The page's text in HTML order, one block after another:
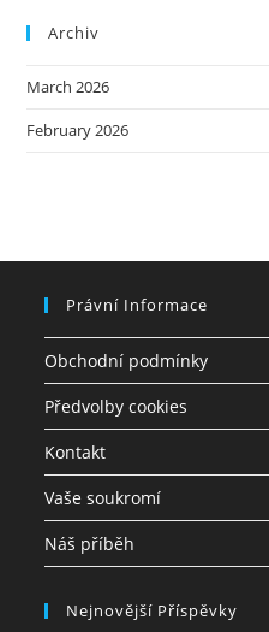
Archiv
March 2026
February 2026
Právní Informace
Obchodní podmínky
Předvolby cookies
Kontakt
Vaše soukromí
Náš příběh
Nejnovější Příspěvky